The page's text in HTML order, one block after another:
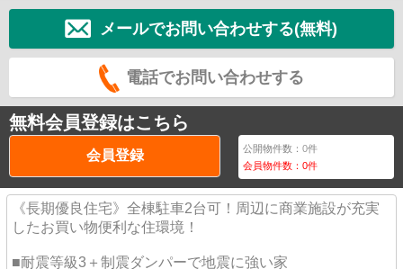
メールでお問い合わせする(無料)
電話でお問い合わせする
無料会員登録はこちら
会員登録 公開物件数：0件
会員物件数：0件
《長期優良住宅》全棟駐車2台可！周辺に商業施設が充実
したお買い物便利な住環境！
■耐震等級3＋制震ダンパーで地震に強い家